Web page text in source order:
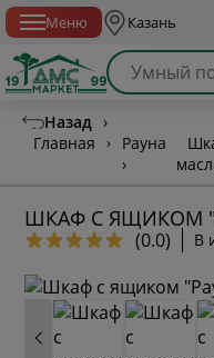
Меню Казань
Назад ›
Главная
›
Рауна
›
ШКАФ С ЯЩИКОМ
(0.0) В